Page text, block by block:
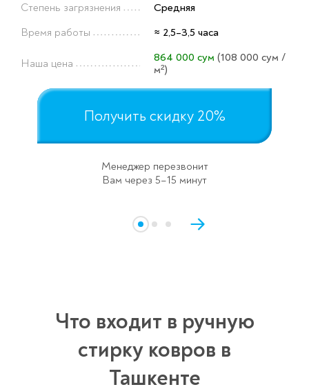
Степень загрязнения
Средняя
Время работы
≈ 2,5–3,5 часа
Наша цена 864 000 сум (108 000 сум /
м²)
Получить скидку 20%
Менеджер перезвонит
Вам через 5–15 минут
Что входит в ручную
стирку ковров в
Ташкенте